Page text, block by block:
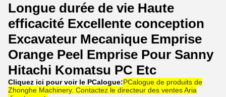
Longue durée de vie Haute
efficacité Excellente conception
Excavateur Mecanique Emprise
Orange Peel Emprise Pour Sanny
Hitachi Komatsu PC Etc
Cliquez ici pour voir le PCalogue:PCalogue de produits de
Zhonghe Machinery. Contactez le directeur des ventes Aria